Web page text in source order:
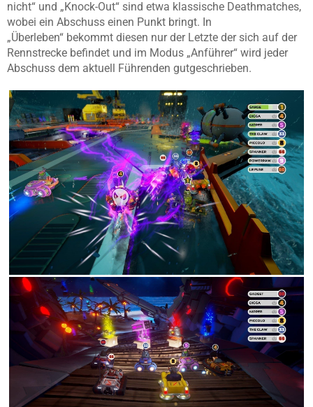
nicht“ und „Knock-Out“ sind etwa klassische Deathmatches,
wobei ein Abschuss einen Punkt bringt. In
„Überleben“ bekommt diesen nur der Letzte der sich auf der
Rennstrecke befindet und im Modus „Anführer“ wird jeder
Abschuss dem aktuell Führenden gutgeschrieben.